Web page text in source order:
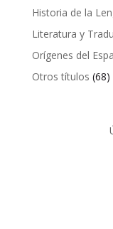
Historia de la
Literatura y
Orígenes del
Otros títulos 6868